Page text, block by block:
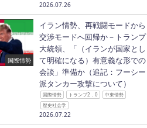
2026.07.26
国際情勢
イラン情勢、再戦闘モードから
交渉モードへ回帰か－トランプ
大統領、「（イランが国家とし
て明確になる）有意義な形での
会談」準備か（追記：フーシー
派タンカー攻撃について）
国際情勢 トランプ2．0
中東情勢
歴史社会学
2026.07.22